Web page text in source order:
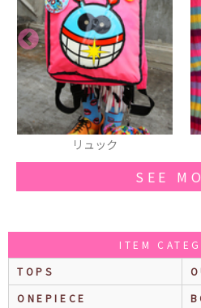
ネックレス
SEE
ITEM
TOPS
ONEPIECE